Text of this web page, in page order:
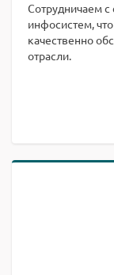
Сотрудничаем
инфосистем,
качественно
отрасли.